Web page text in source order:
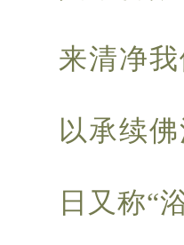
来清净
以承续
日又称“